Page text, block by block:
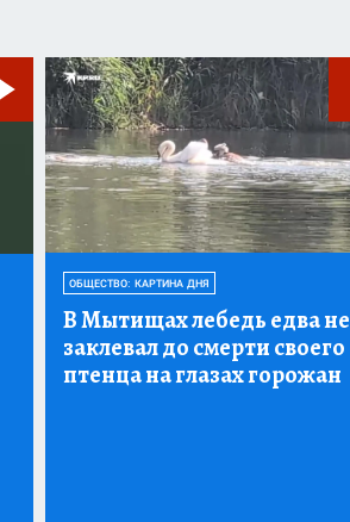
ОБЩЕСТВО: КАРТИНА ДНЯ
В Мытищах лебедь едва не
заклевал до смерти своего
птенца на глазах горожан